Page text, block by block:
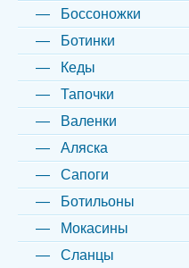
Боссоножки
Ботинки
Кеды
Тапочки
Валенки
Аляска
Сапоги
Ботильоны
Мокасины
Сланцы